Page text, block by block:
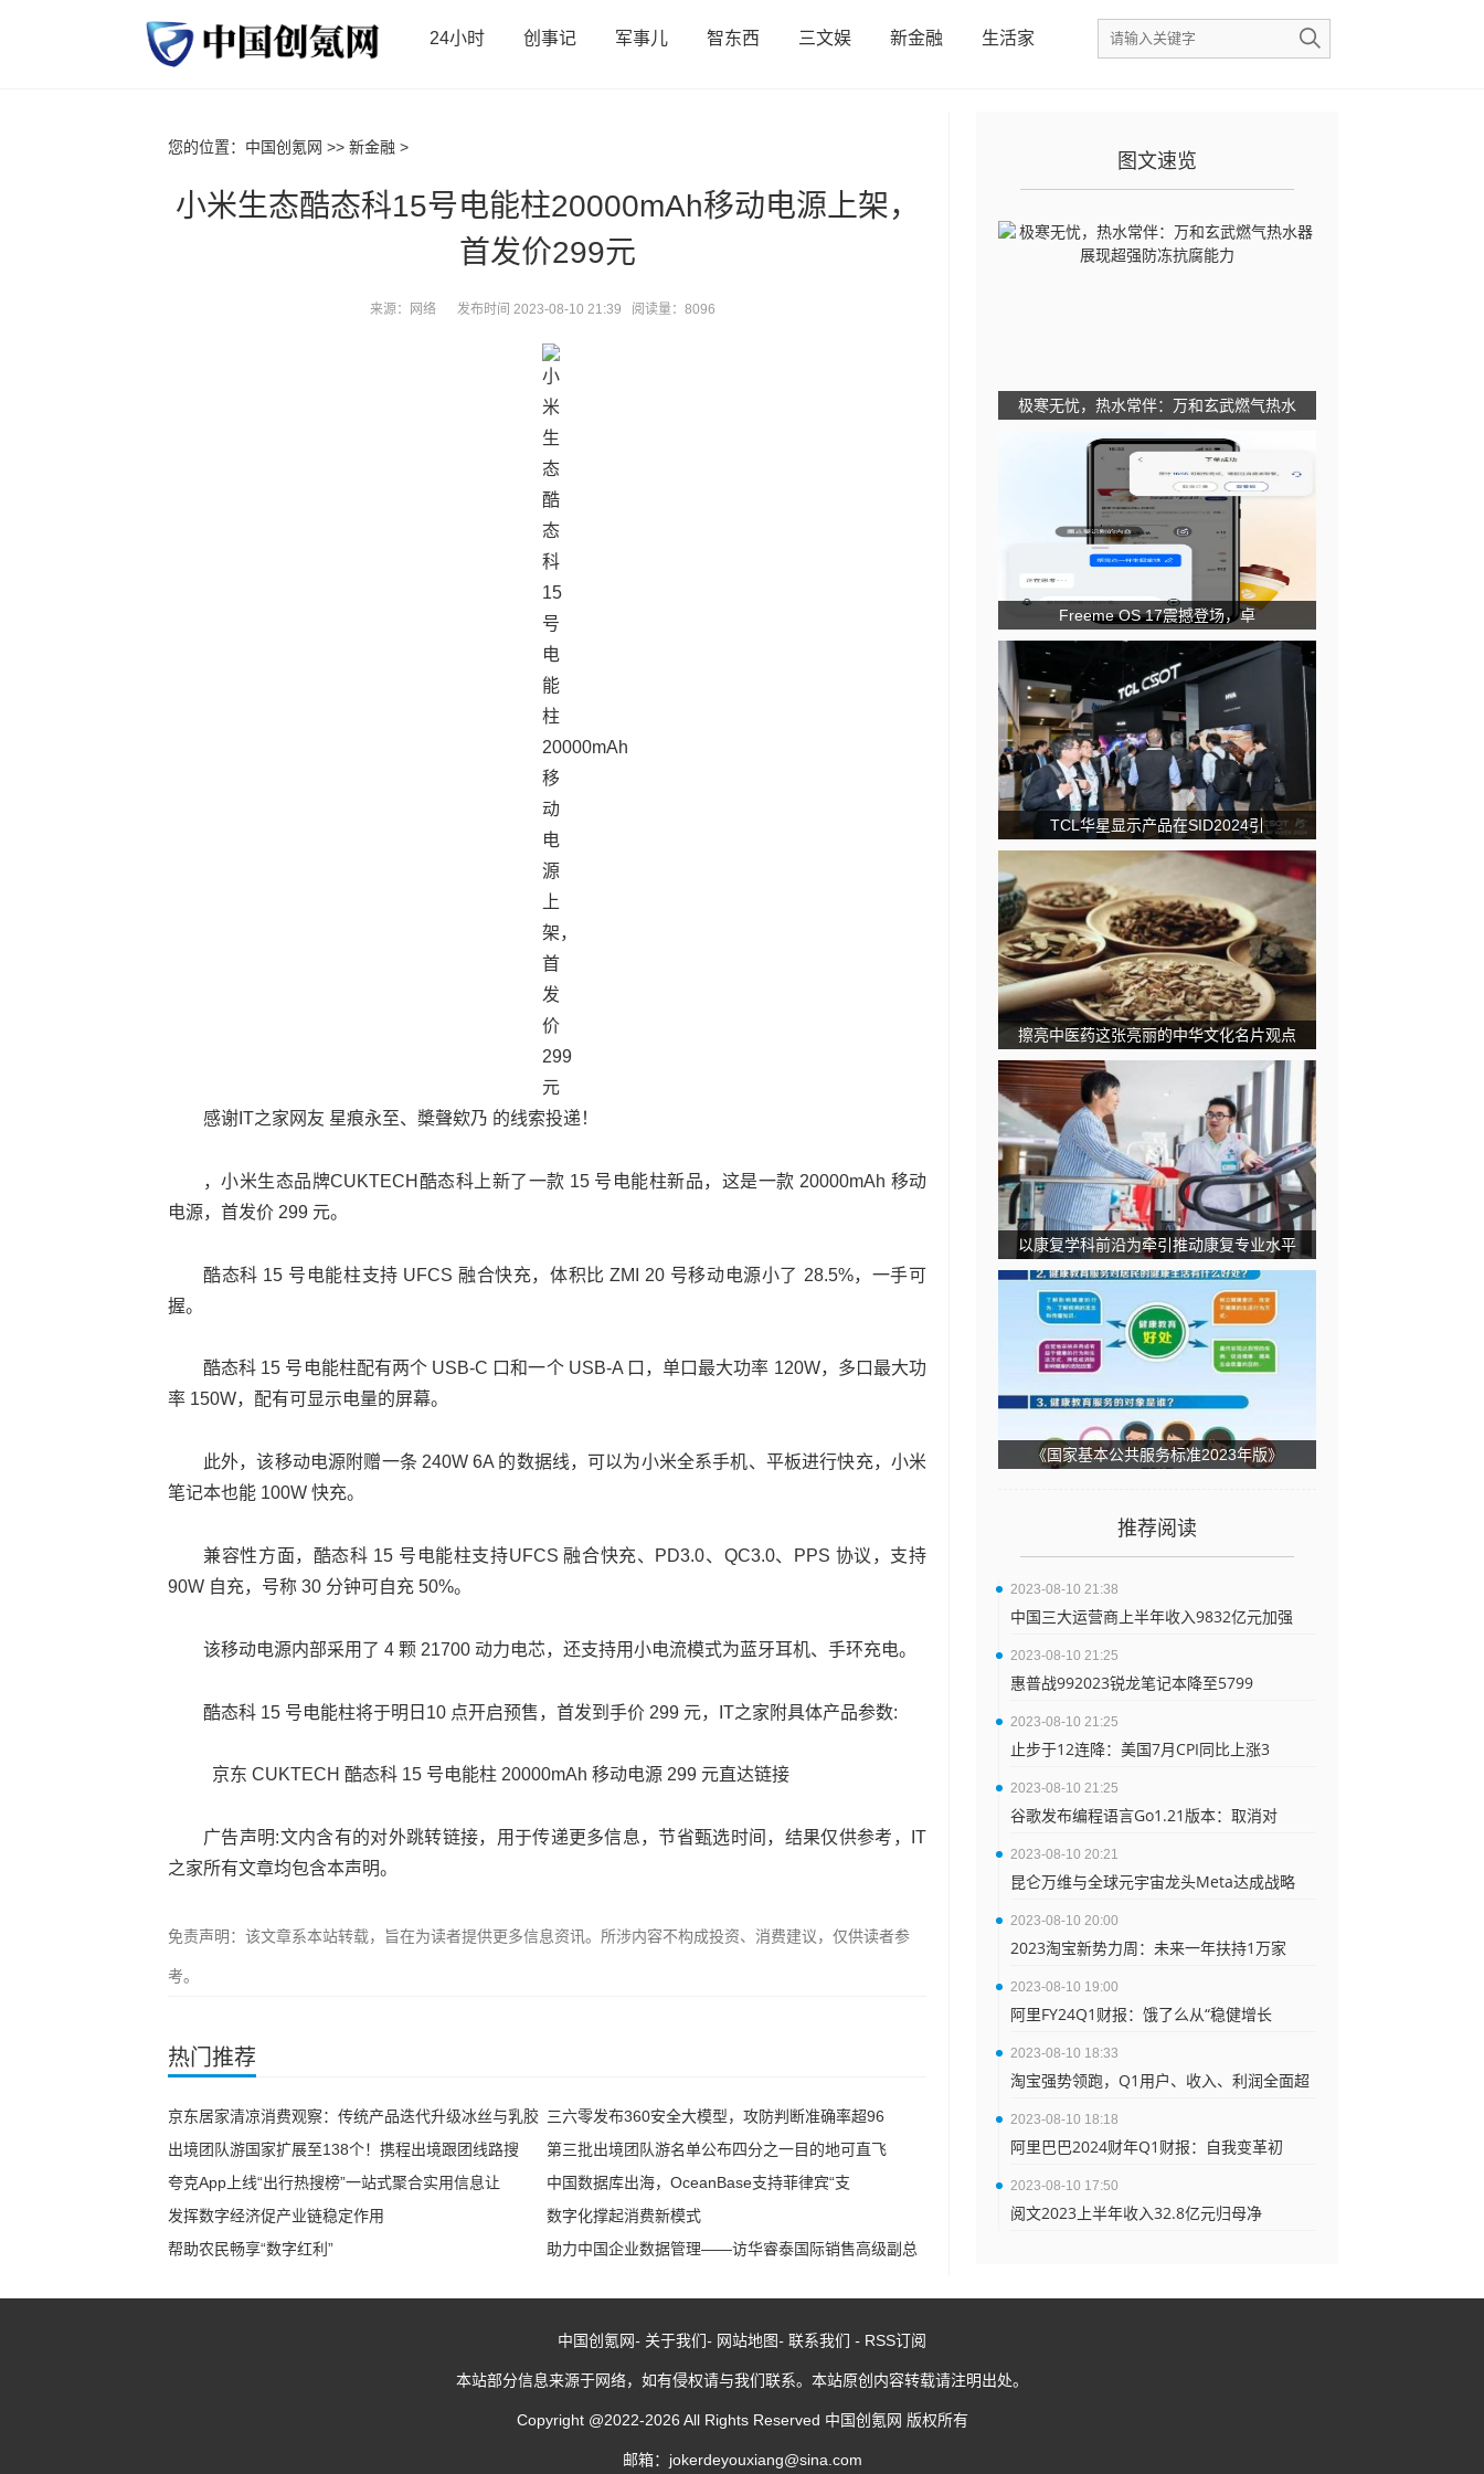
24小时 创事记 军事儿 智东西 三文娱 新金融 生活家
您的位置： 中国创氪网 >> 新金融 >
小米生态酷态科15号电能柱20000mAh移动电源上架，
首发价299元
来源：网络 发布时间 2023-08-10 21:39 阅读量：8096
感谢IT之家网友 星痕永至、槳聲欸乃 的线索投递！
，小米生态品牌CUKTECH酷态科上新了一款 15 号电能柱新品，这是一款 20000mAh 移动
电源，首发价 299 元。
酷态科 15 号电能柱支持 UFCS 融合快充，体积比 ZMI 20 号移动电源小了 28.5%，一手可
握。
酷态科 15 号电能柱配有两个 USB-C 口和一个 USB-A 口，单口最大功率 120W，多口最大功
率 150W，配有可显示电量的屏幕。
此外，该移动电源附赠一条 240W 6A 的数据线，可以为小米全系手机、平板进行快充，小米
笔记本也能 100W 快充。
兼容性方面，酷态科 15 号电能柱支持UFCS 融合快充、PD3.0、QC3.0、PPS 协议，支持
90W 自充，号称 30 分钟可自充 50%。
该移动电源内部采用了 4 颗 21700 动力电芯，还支持用小电流模式为蓝牙耳机、手环充电。
酷态科 15 号电能柱将于明日10 点开启预售，首发到手价 299 元，IT之家附具体产品参数:
京东 CUKTECH 酷态科 15 号电能柱 20000mAh 移动电源 299 元直达链接
广告声明:文内含有的对外跳转链接，用于传递更多信息，节省甄选时间，结果仅供参考，IT
之家所有文章均包含本声明。
免责声明：该文章系本站转载，旨在为读者提供更多信息资讯。所涉内容不构成投资、消费建议，仅供读者参
考。
热门推荐
京东居家清凉消费观察：传统产品迭代升级冰丝与乳胶 三六零发布360安全大模型，攻防判断准确率超96
出境团队游国家扩展至138个！携程出境跟团线路搜
第三批出境团队游名单公布四分之一目的地可直飞
夸克App上线“出行热搜榜”一站式聚合实用信息让
中国数据库出海，OceanBase支持菲律宾“支
发挥数字经济促产业链稳定作用
数字化撑起消费新模式
帮助农民畅享“数字红利”
助力中国企业数据管理——访华睿泰国际销售高级副总
图文速览
极寒无忧，热水常伴：万和玄武燃气热水
Freeme OS 17震撼登场，卓
TCL华星显示产品在SID2024引
擦亮中医药这张亮丽的中华文化名片观点
以康复学科前沿为牵引推动康复专业水平
《国家基本公共服务标准2023年版》
推荐阅读
2023-08-10 21:38
中国三大运营商上半年收入9832亿元加强
2023-08-10 21:25
惠普战992023锐龙笔记本降至5799
2023-08-10 21:25
止步于12连降：美国7月CPI同比上涨3
2023-08-10 21:25
谷歌发布编程语言Go1.21版本：取消对
2023-08-10 20:21
昆仑万维与全球元宇宙龙头Meta达成战略
2023-08-10 20:00
2023淘宝新势力周：未来一年扶持1万家
2023-08-10 19:00
阿里FY24Q1财报：饿了么从“稳健增长
2023-08-10 18:33
淘宝强势领跑，Q1用户、收入、利润全面超
2023-08-10 18:18
阿里巴巴2024财年Q1财报：自我变革初
2023-08-10 17:50
阅文2023上半年收入32.8亿元归母净
中国创氪网- 关于我们- 网站地图- 联系我们 - RSS订阅
本站部分信息来源于网络，如有侵权请与我们联系。本站原创内容转载请注明出处。
Copyright @2022-2026 All Rights Reserved 中国创氪网 版权所有
邮箱：jokerdeyouxiang@sina.com